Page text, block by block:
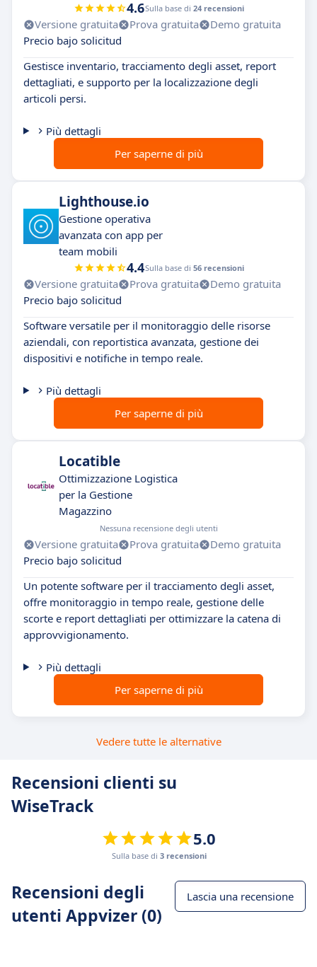
4.6Sulla base di 24 recensioni
Versione gratuita Prova gratuita
Demo gratuita
Precio bajo solicitud
Gestisce inventario, tracciamento degli asset, report
dettagliati, e supporto per la localizzazione degli
articoli persi.
Più dettagli
Per saperne di più
Lighthouse.io
Gestione operativa
avanzata con app per
team mobili
4.4Sulla base di 56 recensioni
Versione gratuita Prova gratuita
Demo gratuita
Precio bajo solicitud
Software versatile per il monitoraggio delle risorse
aziendali, con reportistica avanzata, gestione dei
dispositivi e notifiche in tempo reale.
Più dettagli
Per saperne di più
Locatible
Ottimizzazione Logistica
per la Gestione
Magazzino
Nessuna recensione degli utenti
Versione gratuita Prova gratuita
Demo gratuita
Precio bajo solicitud
Un potente software per il tracciamento degli asset,
offre monitoraggio in tempo reale, gestione delle
scorte e report dettagliati per ottimizzare la catena di
approvvigionamento.
Più dettagli
Per saperne di più
Vedere tutte le alternative
Recensioni clienti su
WiseTrack
5.0
Sulla base di 3 recensioni
Recensioni degli
utenti Appvizer (0)
Lascia una recensione